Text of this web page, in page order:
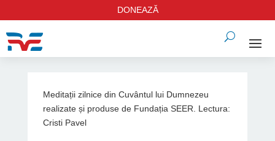
DONEAZĂ
Meditații zilnice din Cuvântul lui Dumnezeu
realizate și produse de Fundația SEER. Lectura:
Cristi Pavel